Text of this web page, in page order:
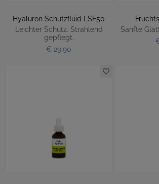
Hyaluron Schutzfluid LSF50
Leichter Schutz. Strahlend
gepflegt.
€ 29,90
Sanfte